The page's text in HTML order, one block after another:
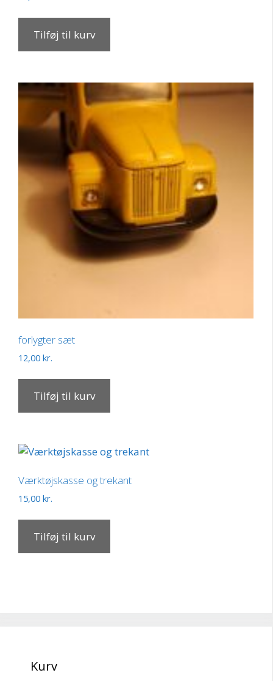
Tilføj til kurv
forlygter sæt
12,00 kr.
Tilføj til kurv
Værktøjskasse og trekant
15,00 kr.
Tilføj til kurv
Kurv